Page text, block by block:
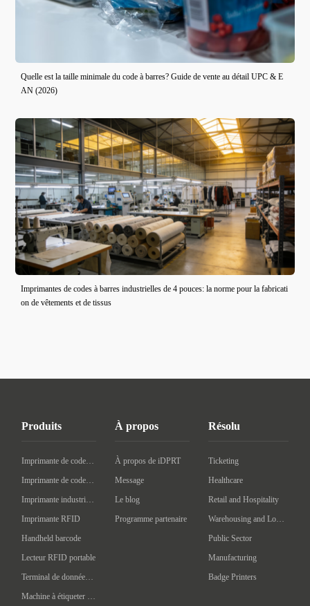
Quelle est la taille minimale du code à barres? Guide de vente au détail UPC & E
AN (2026)
Imprimantes de codes à barres industrielles de 4 pouces: la norme pour la fabricati
on de vêtements et de tissus
Produits
Imprimante de codes à barres de bureau
Imprimante de codes à barres mobile
Imprimante industrielle de codes à barres
Imprimante RFID
Handheld barcode
Lecteur RFID portable
Terminal de données portatif
Machine à étiqueter automatique
À propos
À propos de iDPRT
Message
Le blog
Programme partenaire
Résolu
Ticketing
Healthcare
Retail and Hospitality
Warehousing and Logistics
Public Sector
Manufacturing
Badge Printers